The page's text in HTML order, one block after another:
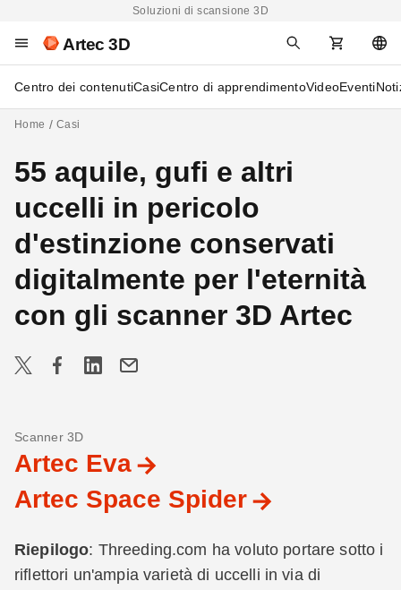
Soluzioni di scansione 3D
Artec 3D
Centro dei contenutiCasiCentro di apprendimentoVideoEventi
Home Casi
55 aquile, gufi e altri
uccelli in pericolo
d'estinzione conservati
digitalmente per l'eternità
con gli scanner 3D Artec
Scanner 3D
Artec Eva
Artec Space Spider
Riepilogo: Threeding.com ha voluto portare sotto i
riflettori un'ampia varietà di uccelli in via di